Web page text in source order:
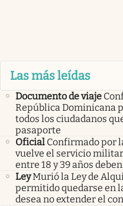
Las más leídas
Documento de viaje
República Dominicana
todos los ciudadanos
pasaporte
Oficial Confirmado por
vuelve el servicio
entre 18 y 39 años
LeyMurió la Ley de
permitido quedarse en
desea no extender el